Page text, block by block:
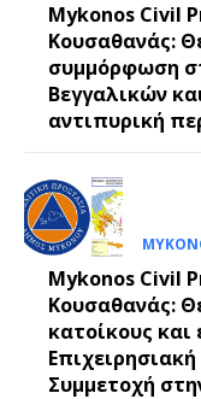
Mykonos Civil
Κουσαθανάς:
συμμόρφωση
Βεγγαλικών
αντιπυρική
Mykonos Civil
Κουσαθανάς:
κατοίκους και
Συμμετοχή